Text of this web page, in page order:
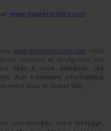
www.masterscolors.com
www.masterscolors.com, vous
utilisions et divulguions vos
liées à votre demande. Les
d’un traitement informatique
entre vous et Guinot SAS.
coordonnées, votre message,